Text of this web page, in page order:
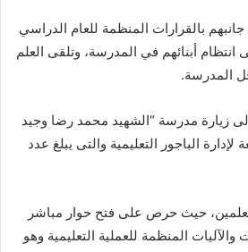
جانبهم بالقرارات المنظمة للعام الدراسي
أبنائهم في المدرسة، وتلقى العلم
المدرسة.
زيارة مدرسة “الشهيد محمد رضا وجيد
لإدارة الباجور التعليمية والتى يبلغ عدد
حيث حرص على فتح حوار مباشر
المنظمة للعملية التعليمية وهو